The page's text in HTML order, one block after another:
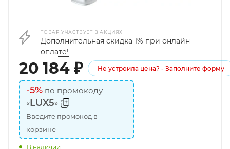
ТОВАР УЧАСТВУЕТ В АКЦИЯХ
Дополнительная скидка 1% при онлайн-
оплате!
20 184 ₽ Не устроила цена? - Заполните форму
-5% по промокоду
«LUX5»
Введите промокод в
корзине
В наличии